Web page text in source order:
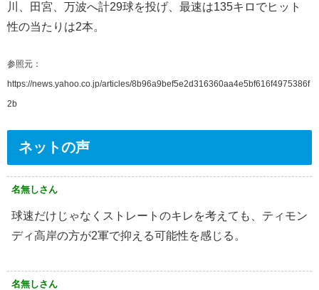
川、田宮、万波へ計29球を投げ、最速は135キロでヒット
性の当たりは2本。
参照元：
https://news.yahoo.co.jp/articles/8b96a9bef5e2d316360aa4e5bf616f4975386f
2b
ネットの声
名無しさん
球速だけじゃなくストレートのキレを考えても、ティモン
ディ高岸の方が2軍で抑える可能性を感じる。
名無しさん